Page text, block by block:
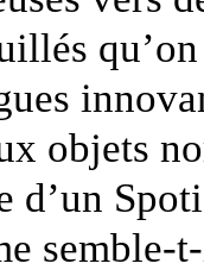
objets
d’un
semble-